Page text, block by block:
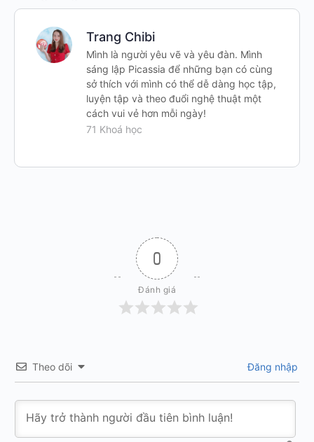
Trang Chibi
Mình là người yêu vẽ và yêu đàn. Mình
sáng lập Picassia để những bạn có cùng
sở thích với mình có thể dễ dàng học tập,
luyện tập và theo đuổi nghệ thuật một
cách vui vẻ hơn mỗi ngày!
71 Khoá học
0
Đánh giá
Theo dõi Đăng nhập